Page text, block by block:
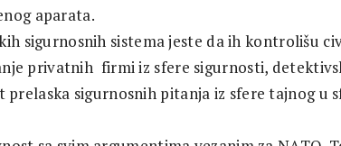
aparata.
sigurnosnih sistema jeste da ih kontrolišu
privatnih firmi iz sfere sigurnosti,
sigurnosnih pitanja iz sfere tajnog u